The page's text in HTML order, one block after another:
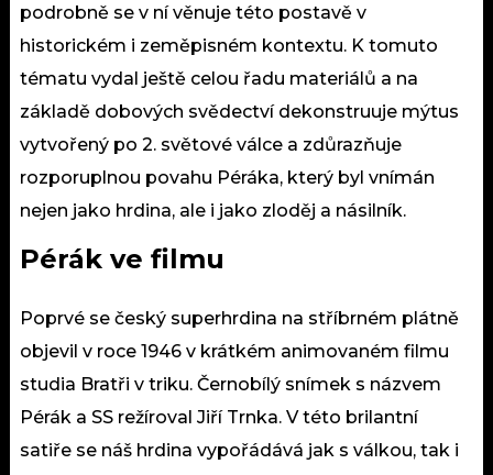
podrobně se v ní věnuje této postavě v
historickém i zeměpisném kontextu. K tomuto
tématu vydal ještě celou řadu materiálů a na
základě dobových svědectví dekonstruuje mýtus
vytvořený po 2. světové válce a zdůrazňuje
rozporuplnou povahu Péráka, který byl vnímán
nejen jako hrdina, ale i jako zloděj a násilník.
Pérák ve filmu
Poprvé se český superhrdina na stříbrném plátně
objevil v roce 1946 v krátkém animovaném filmu
studia Bratři v triku. Černobílý snímek s názvem
Pérák a SS režíroval Jiří Trnka. V této brilantní
satiře se náš hrdina vypořádává jak s válkou, tak i